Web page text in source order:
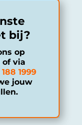
bij?
op
of via
1999
jouw